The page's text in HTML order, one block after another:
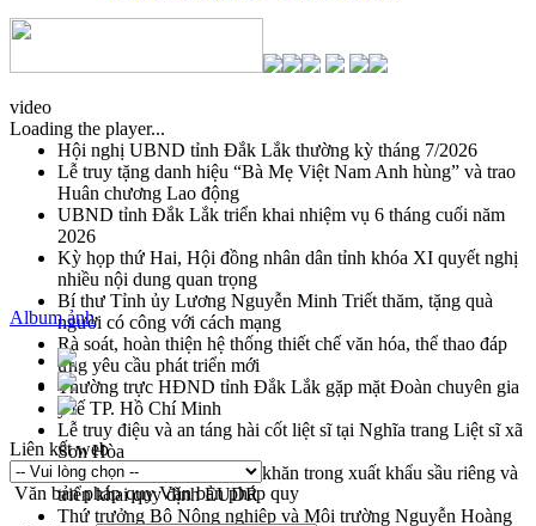
video
Loading the player...
Hội nghị UBND tỉnh Đắk Lắk thường kỳ tháng 7/2026
Lễ truy tặng danh hiệu “Bà Mẹ Việt Nam Anh hùng” và trao
Huân chương Lao động
UBND tỉnh Đắk Lắk triển khai nhiệm vụ 6 tháng cuối năm
2026
Kỳ họp thứ Hai, Hội đồng nhân dân tỉnh khóa XI quyết nghị
nhiều nội dung quan trọng
Bí thư Tỉnh ủy Lương Nguyễn Minh Triết thăm, tặng quà
người có công với cách mạng
Rà soát, hoàn thiện hệ thống thiết chế văn hóa, thể thao đáp
ứng yêu cầu phát triển mới
Thường trực HĐND tỉnh Đắk Lắk gặp mặt Đoàn chuyên gia
y tế TP. Hồ Chí Minh
Lễ truy điệu và an táng hài cốt liệt sĩ tại Nghĩa trang Liệt sĩ xã
Sơn Hòa
Bàn giải pháp tháo gỡ khó khăn trong xuất khẩu sầu riêng và
triển khai quy định EUDR
Thứ trưởng Bộ Nông nghiệp và Môi trường Nguyễn Hoàng
Album ảnh
Liên kết web
Văn bản pháp quy Văn bản pháp quy